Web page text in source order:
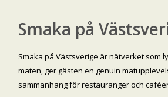
Smaka på
Smaka på Västsverige är nätverket som
maten, ger gästen en genuin
sammanhang för restauranger och